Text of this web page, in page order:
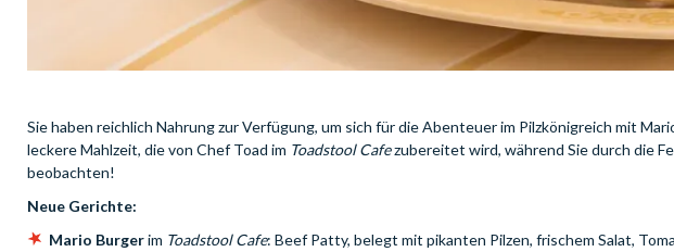
Sie haben reichlich Nahrung zur Verfügung, um sich für die Abenteuer im Pilzkönigreich mit
leckere Mahlzeit, die von Chef Toad im Toadstool Cafezubereitet wird, während Sie durch die
beobachten!
Neue Gerichte:
Mario Burgerim Toadstool Cafe: Beef Patty, belegt mit pikanten Pilzen, frischem Salat,